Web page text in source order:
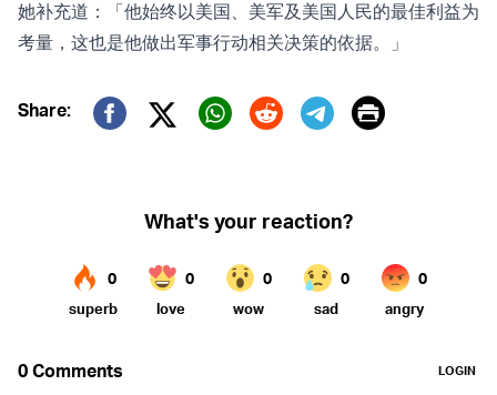
她补充道：「他始终以美国、美军及美国人民的最佳利益为
考量，这也是他做出军事行动相关决策的依据。」
Share:
Twitter (X)
Print